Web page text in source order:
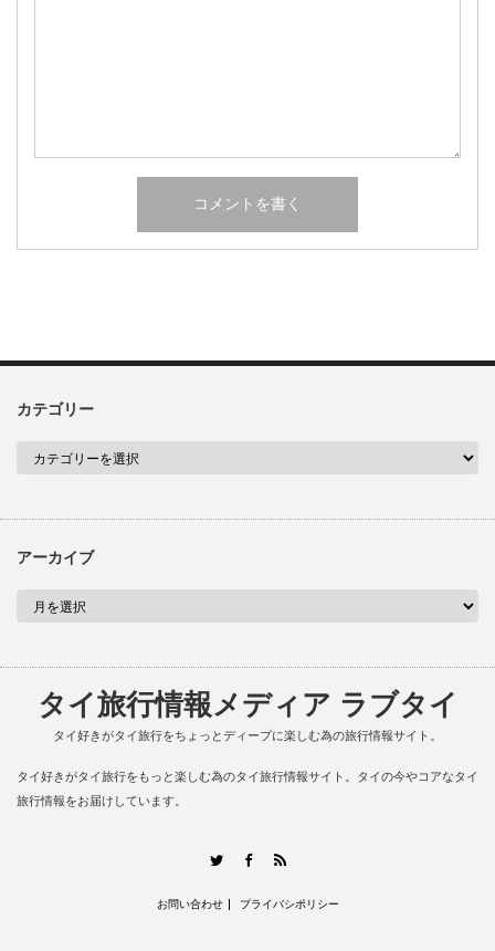
カテゴリー
アーカイブ
タイ旅行情報メディア ラブタイ
タイ好きがタイ旅行をちょっとディープに楽しむ為の旅行情報サイト。
タイ好きがタイ旅行をもっと楽しむ為のタイ旅行情報サイト。タイの今やコアなタイ
旅行情報をお届けしています。
TwitterFacebook
お問い合わせ プライバシポリシー